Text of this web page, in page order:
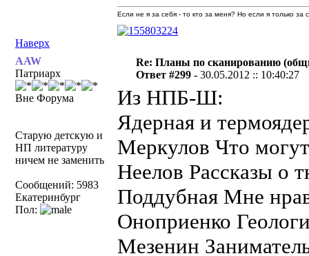
Наверх
Если не я за себя - то кто за меня? Но если я только
AAW
Патриарх
Вне Форума
Старую детскую и
НП литературу
ничем не заменить
Сообщений: 5983
Екатеринбург
Пол:
Re: Планы по сканированию
Ответ #299 -30.05.2012 :: 10:40:27
Из НПБ-Ш:
Ядерная и
Меркулов Что
Неелов Рассказы о
Поддубная Мне
Оноприенко
Мезенин